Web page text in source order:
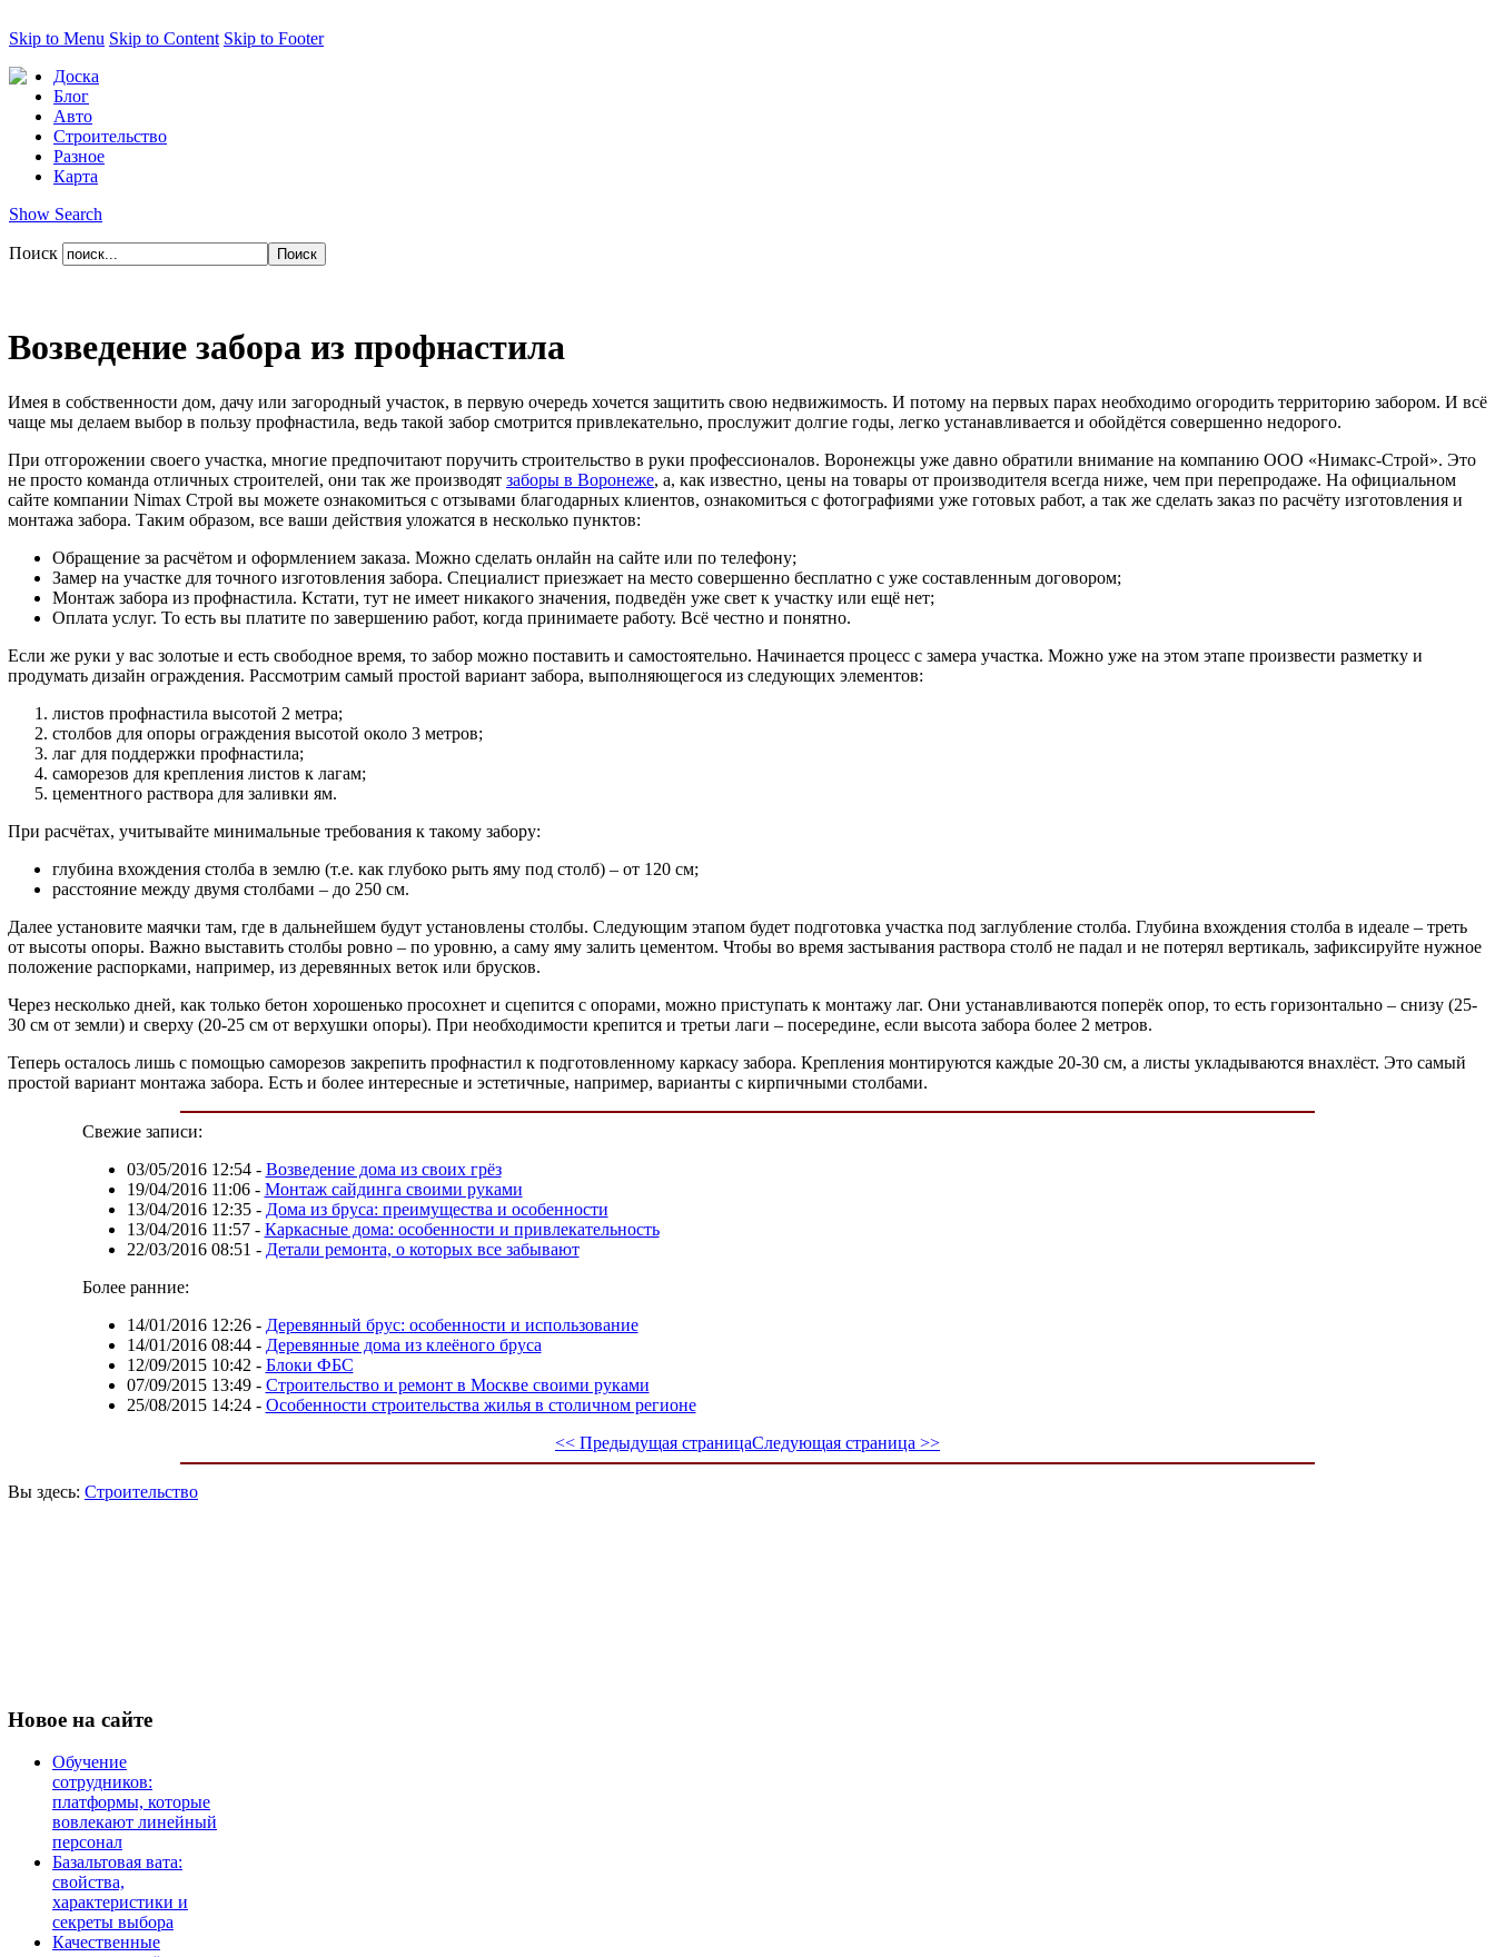
Skip to Menu Skip to Content Skip to Footer
Доска
Блог
Авто
Строительство
Разное
Карта
Show Search
Поиск
Возведение забора из профнастила
Имея в собственности дом, дачу или загородный участок, в первую очередь хочется защитить свою недвижимость. И потому на первых парах необходимо огородить территорию забором. И всё
чаще мы делаем выбор в пользу профнастила, ведь такой забор смотрится привлекательно, прослужит долгие годы, легко устанавливается и обойдётся совершенно недорого.
При отгорожении своего участка, многие предпочитают поручить строительство в руки профессионалов. Воронежцы уже давно обратили внимание на компанию ООО «Нимакс-Строй». Это
не просто команда отличных строителей, они так же производят заборы в Воронеже, а, как известно, цены на товары от производителя всегда ниже, чем при перепродаже. На официальном
сайте компании Nimax Строй вы можете ознакомиться с отзывами благодарных клиентов, ознакомиться с фотографиями уже готовых работ, а так же сделать заказ по расчёту изготовления и
монтажа забора. Таким образом, все ваши действия уложатся в несколько пунктов:
Обращение за расчётом и оформлением заказа. Можно сделать онлайн на сайте или по телефону;
Замер на участке для точного изготовления забора. Специалист приезжает на место совершенно бесплатно с уже составленным договором;
Монтаж забора из профнастила. Кстати, тут не имеет никакого значения, подведён уже свет к участку или ещё нет;
Оплата услуг. То есть вы платите по завершению работ, когда принимаете работу. Всё честно и понятно.
Если же руки у вас золотые и есть свободное время, то забор можно поставить и самостоятельно. Начинается процесс с замера участка. Можно уже на этом этапе произвести разметку и
продумать дизайн ограждения. Рассмотрим самый простой вариант забора, выполняющегося из следующих элементов:
листов профнастила высотой 2 метра;
столбов для опоры ограждения высотой около 3 метров;
лаг для поддержки профнастила;
саморезов для крепления листов к лагам;
цементного раствора для заливки ям.
При расчётах, учитывайте минимальные требования к такому забору:
глубина вхождения столба в землю (т.е. как глубоко рыть яму под столб) – от 120 см;
расстояние между двумя столбами – до 250 см.
Далее установите маячки там, где в дальнейшем будут установлены столбы. Следующим этапом будет подготовка участка под заглубление столба. Глубина вхождения столба в идеале – треть
от высоты опоры. Важно выставить столбы ровно – по уровню, а саму яму залить цементом. Чтобы во время застывания раствора столб не падал и не потерял вертикаль, зафиксируйте нужное
положение распорками, например, из деревянных веток или брусков.
Через несколько дней, как только бетон хорошенько просохнет и сцепится с опорами, можно приступать к монтажу лаг. Они устанавливаются поперёк опор, то есть горизонтально – снизу (25-
30 см от земли) и сверху (20-25 см от верхушки опоры). При необходимости крепится и третьи лаги – посередине, если высота забора более 2 метров.
Теперь осталось лишь с помощью саморезов закрепить профнастил к подготовленному каркасу забора. Крепления монтируются каждые 20-30 см, а листы укладываются внахлёст. Это самый
простой вариант монтажа забора. Есть и более интересные и эстетичные, например, варианты с кирпичными столбами.
Свежие записи:
03/05/2016 12:54- Возведение дома из своих грёз
19/04/2016 11:06- Монтаж сайдинга своими руками
13/04/2016 12:35- Дома из бруса: преимущества и особенности
13/04/2016 11:57- Каркасные дома: особенности и привлекательность
22/03/2016 08:51 - Детали ремонта, о которых все забывают
Более ранние:
14/01/2016 12:26- Деревянный брус: особенности и использование
14/01/2016 08:44- Деревянные дома из клеёного бруса
12/09/2015 10:42 - Блоки ФБС
07/09/2015 13:49- Строительство и ремонт в Москве своими руками
25/08/2015 14:24- Особенности строительства жилья в столичном регионе
<< Предыдущая страницаСледующая страница >>
Вы здесь: Строительство
Новое на сайте
Обучение
сотрудников:
платформы, которые
вовлекают линейный
персонал
Базальтовая вата:
свойства,
характеристики и
секреты выбора
Качественные